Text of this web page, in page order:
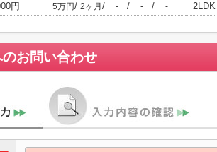
円 5万円/ 2ヶ月 / - / - / - 2LDK
のお問い合わせ